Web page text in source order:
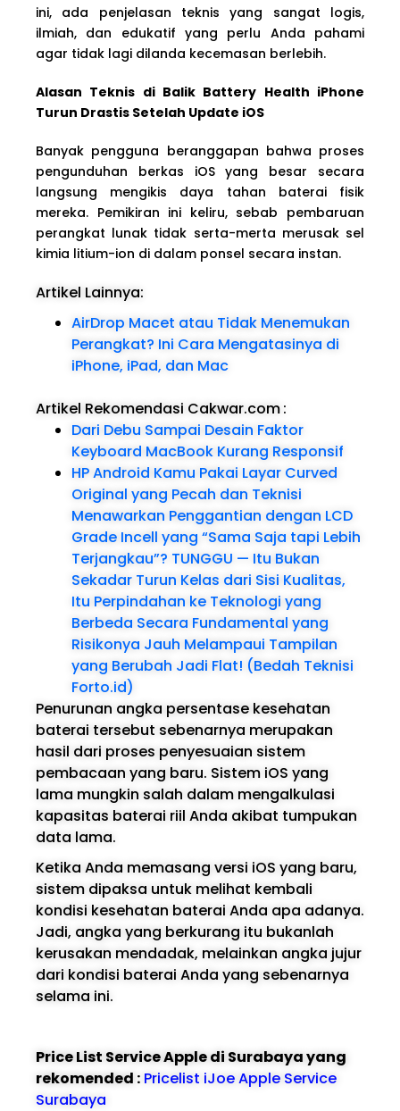
ini, ada penjelasan teknis yang sangat logis,
ilmiah, dan edukatif yang perlu Anda pahami
agar tidak lagi dilanda kecemasan berlebih.
Alasan Teknis di Balik Battery Health iPhone
Turun Drastis Setelah Update iOS
Banyak pengguna beranggapan bahwa proses
pengunduhan berkas iOS yang besar secara
langsung mengikis daya tahan baterai fisik
mereka. Pemikiran ini keliru, sebab pembaruan
perangkat lunak tidak serta-merta merusak sel
kimia litium-ion di dalam ponsel secara instan.
Artikel Lainnya:
AirDrop Macet atau Tidak Menemukan
Perangkat? Ini Cara Mengatasinya di
iPhone, iPad, dan Mac
Artikel Rekomendasi Cakwar.com:
Dari Debu Sampai Desain Faktor
Keyboard MacBook Kurang Responsif
HP Android Kamu Pakai Layar Curved
Original yang Pecah dan Teknisi
Menawarkan Penggantian dengan LCD
Grade Incell yang “Sama Saja tapi Lebih
Terjangkau”? TUNGGU — Itu Bukan
Sekadar Turun Kelas dari Sisi Kualitas,
Itu Perpindahan ke Teknologi yang
Berbeda Secara Fundamental yang
Risikonya Jauh Melampaui Tampilan
yang Berubah Jadi Flat! (Bedah Teknisi
Forto.id)
Penurunan angka persentase kesehatan
baterai tersebut sebenarnya merupakan
hasil dari proses penyesuaian sistem
pembacaan yang baru. Sistem iOS yang
lama mungkin salah dalam mengalkulasi
kapasitas baterai riil Anda akibat tumpukan
data lama.
Ketika Anda memasang versi iOS yang baru,
sistem dipaksa untuk melihat kembali
kondisi kesehatan baterai Anda apa adanya.
Jadi, angka yang berkurang itu bukanlah
kerusakan mendadak, melainkan angka jujur
dari kondisi baterai Anda yang sebenarnya
selama ini.
Price List Service Apple di Surabaya yang
rekomended : Pricelist iJoe Apple Service
Surabaya